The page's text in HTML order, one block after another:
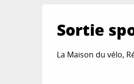
Sortie
La Maison du vélo,